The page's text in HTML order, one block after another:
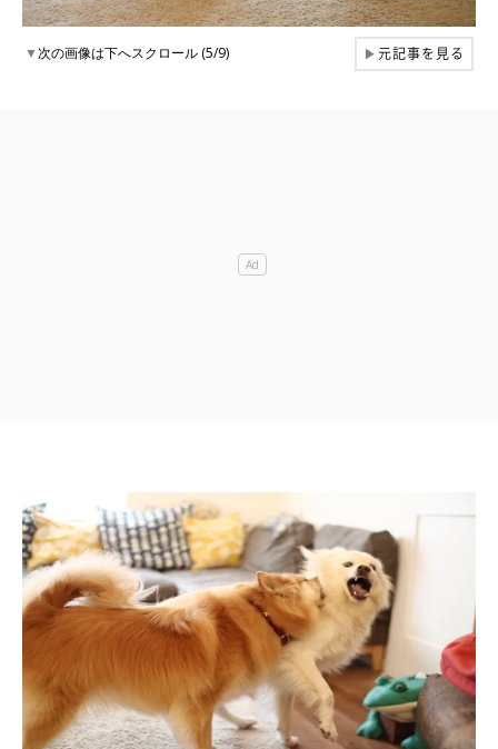
▼次の画像は下へスクロール (5/9) ▶元記事を見る